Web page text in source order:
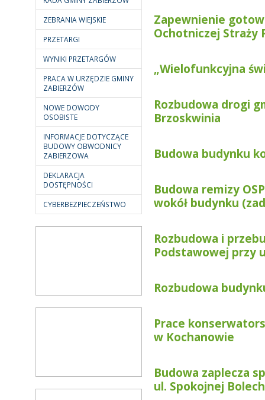
ZEBRANIA WIEJSKIE
PRZETARGI
WYNIKI PRZETARGÓW
PRACA W URZĘDZIE GMINY
ZABIERZÓW
NOWE DOWODY
OSOBISTE
INFORMACJE DOTYCZĄCE
BUDOWY OBWODNICY
ZABIERZOWA
DEKLARACJA
DOSTĘPNOŚCI
CYBERBEZPIECZEŃSTWO
Zapewnienie
Ochotniczej Straży
„Wielofunkcyjna
Rozbudowa drogi
Brzoskwinia
Budowa budynku
Budowa remizy
wokół budynku
Rozbudowa i
Podstawowej przy
Rozbudowa
Prace
w Kochanowie
Budowa zaplecza
ul. Spokojnej